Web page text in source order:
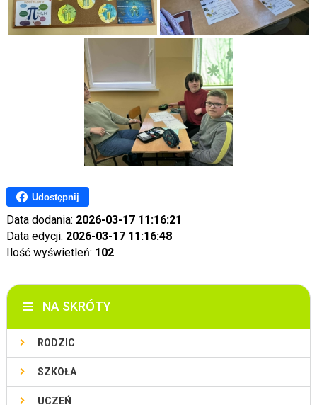
Udostępnij
Data dodania: 2026-03-17 11:16:21
Data edycji: 2026-03-17 11:16:48
Ilość wyświetleń: 102
NA SKRÓTY
RODZIC
SZKOŁA
UCZEŃ